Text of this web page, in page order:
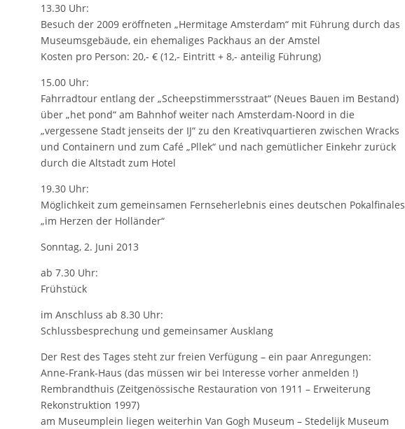
13.30 Uhr:
Besuch der 2009 eröffneten „Hermitage Amsterdam“ mit Führung durch das
Museumsgebäude, ein ehemaliges Packhaus an der Amstel
Kosten pro Person: 20,- € (12,- Eintritt + 8,- anteilig Führung)
15.00 Uhr:
Fahrradtour entlang der „Scheepstimmersstraat“ (Neues Bauen im Bestand)
über „het pond“ am Bahnhof weiter nach Amsterdam-Noord in die
„vergessene Stadt jenseits der IJ“ zu den Kreativquartieren zwischen Wracks
und Containern und zum Café „Pllek“ und nach gemütlicher Einkehr zurück
durch die Altstadt zum Hotel
19.30 Uhr:
Möglichkeit zum gemeinsamen Fernseherlebnis eines deutschen Pokalfinales
„im Herzen der Holländer“
Sonntag, 2. Juni 2013
ab 7.30 Uhr:
Frühstück
im Anschluss ab 8.30 Uhr:
Schlussbesprechung und gemeinsamer Ausklang
Der Rest des Tages steht zur freien Verfügung – ein paar Anregungen:
Anne-Frank-Haus (das müssen wir bei Interesse vorher anmelden !)
Rembrandthuis (Zeitgenössische Restauration von 1911 – Erweiterung
Rekonstruktion 1997)
am Museumplein liegen weiterhin Van Gogh Museum – Stedelijk Museum